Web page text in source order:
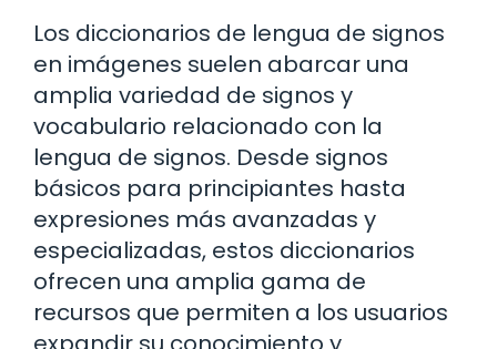
Los diccionarios de lengua de signos
en imágenes suelen abarcar una
amplia variedad de signos y
vocabulario relacionado con la
lengua de signos. Desde signos
básicos para principiantes hasta
expresiones más avanzadas y
especializadas, estos diccionarios
ofrecen una amplia gama de
recursos que permiten a los usuarios